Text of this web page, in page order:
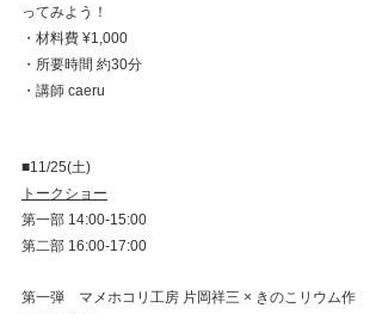
ってみよう！
・材料費 ¥1,000
・所要時間 約30分
・講師 caeru
■11/25(土)
トークショー
第一部 14:00-15:00
第二部 16:00-17:00
第一弾　マメホコリ工房 片岡祥三 × きのこリウム作